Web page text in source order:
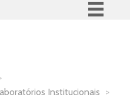
Institucionais >